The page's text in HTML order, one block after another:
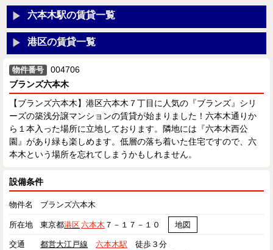
六本木駅の賃貸一覧
港区の賃貸一覧
物件番号
004706
ブランズ六本木
【ブランズ六本木】港区六本木７丁目に人気の『ブランズ』シリ
ーズの築浅分譲マンションの賃貸が始まりました！六本木通りか
ら１本入った場所に立地しております。隣地には『六本木西公
園』があり緑も楽しめます。低層の落ち着いた住宅ですので、六
本木という場所を忘れてしまうかもしれません。
設備条件
物件名 ブランズ六本木
所在地 東京都港区六本木 ７－１７－１０ 地図
交通 都営大江戸線 六本木駅 徒歩３分